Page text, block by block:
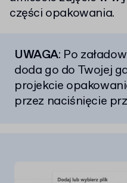
części opakowania.
UWAGA: Po
doda go do Twojej
projekcie
przez naciśnięcie